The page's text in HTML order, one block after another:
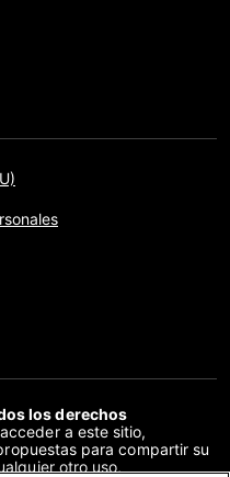
los derechos
a este sitio,
para compartir su
otro uso,